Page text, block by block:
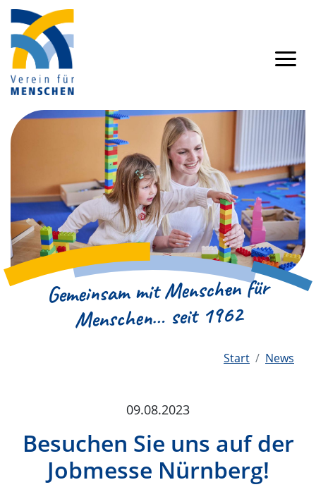
Gemeinsammit Menschenfür
Menschen… seit 1962
Start News
09.08.2023
Besuchen Sie uns auf der
Jobmesse Nürnberg!